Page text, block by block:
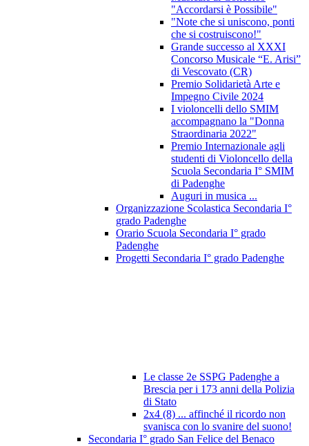
"Accordarsi è Possibile"
"Note che si uniscono, ponti
che si costruiscono!"
Grande successo al XXXI
Concorso Musicale “E. Arisi”
di Vescovato (CR)
Premio Solidarietà Arte e
Impegno Civile 2024
I violoncelli dello SMIM
accompagnano la "Donna
Straordinaria 2022"
Premio Internazionale agli
studenti di Violoncello della
Scuola Secondaria I° SMIM
di Padenghe
Auguri in musica ...
Organizzazione Scolastica Secondaria I°
grado Padenghe
Orario Scuola Secondaria I° grado
Padenghe
Progetti Secondaria I° grado Padenghe
Le classe 2e SSPG Padenghe a
Brescia per i 173 anni della Polizia
di Stato
2x4 (8) ... affinché il ricordo non
svanisca con lo svanire del suono!
Secondaria I° grado San Felice del Benaco